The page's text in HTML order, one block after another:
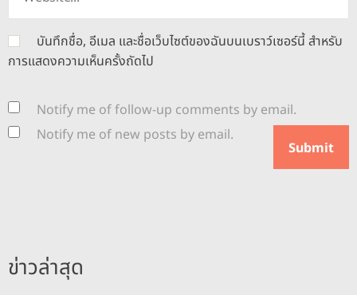
บันทึกชื่อ, อีเมล และชื่อเว็บไซต์ของฉันบนเบราว์เซอร์นี้ สำหรับ
การแสดงความเห็นครั้งถัดไป
Notify me of follow-up comments by email.
Notify me of new posts by email.
ข่าวล่าสุด